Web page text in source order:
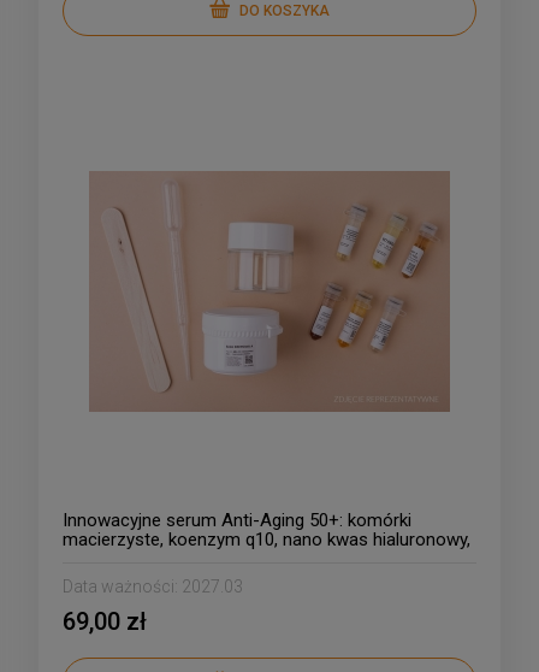
DO KOSZYKA
Innowacyjne serum Anti-Aging 50+: komórki
macierzyste, koenzym q10, nano kwas hialuronowy,
Data ważności: 2027.03
69,00 zł